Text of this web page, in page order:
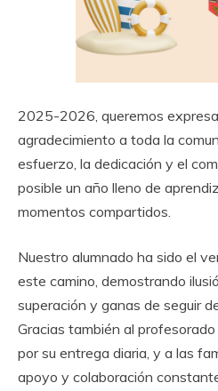
2025-2026, queremos
agradecimiento a toda la
esfuerzo, la dedicación y el
posible un año lleno de
momentos compartidos.
Nuestro alumnado ha sido el
este camino, demostrando
superación y ganas de seguir
Gracias también al
por su entrega diaria, y a las
apoyo y colaboración